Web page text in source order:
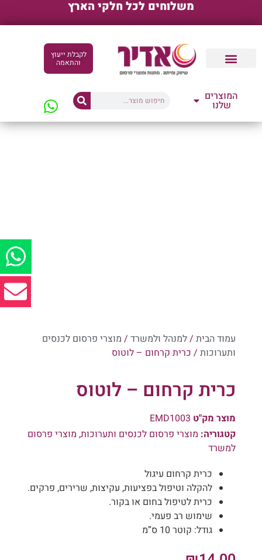
משלוחים לכל חלקי הארץ
לקבלת ייעוץ
והתאמה
המוצרים
שלנו
עמוד הבית/למנהל ולמשרד/ מוצרי פרסום לכנסים
ותערוכות/ כרית קרחום – לוטוס
כרית קרחום – לוטוס
מוצר מק"ט EMD1003
קטגוריה: מוצרי פרסום לכנסים ותערוכות, מוצרי פרסום
למשרד
כרית קרחום עיגול
להקלה וטיפול בפציעות, עקיצות, שרירים, פרקים.
כרית לטיפול בחום או בקור.
שימוש רב פעמי.
גודל: קוטר 10 ס”מ